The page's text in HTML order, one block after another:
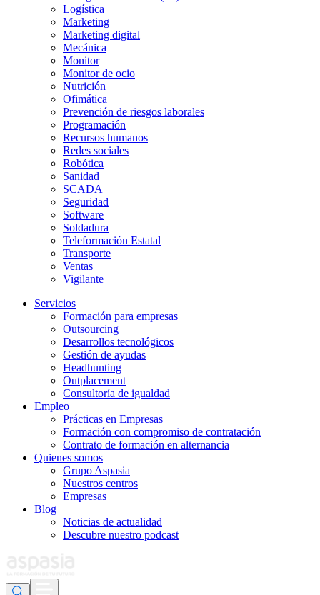
Logística
Marketing
Marketing digital
Mecánica
Monitor
Monitor de ocio
Nutrición
Ofimática
Prevención de riesgos laborales
Programación
Recursos humanos
Redes sociales
Robótica
Sanidad
SCADA
Seguridad
Software
Soldadura
Teleformación Estatal
Transporte
Ventas
Vigilante
Servicios
Formación para empresas
Outsourcing
Desarrollos tecnológicos
Gestión de ayudas
Headhunting
Outplacement
Consultoría de igualdad
Empleo
Prácticas en Empresas
Formación con compromiso de contratación
Contrato de formación en alternancia
Quienes somos
Grupo Aspasia
Nuestros centros
Empresas
Blog
Noticias de actualidad
Descubre nuestro podcast